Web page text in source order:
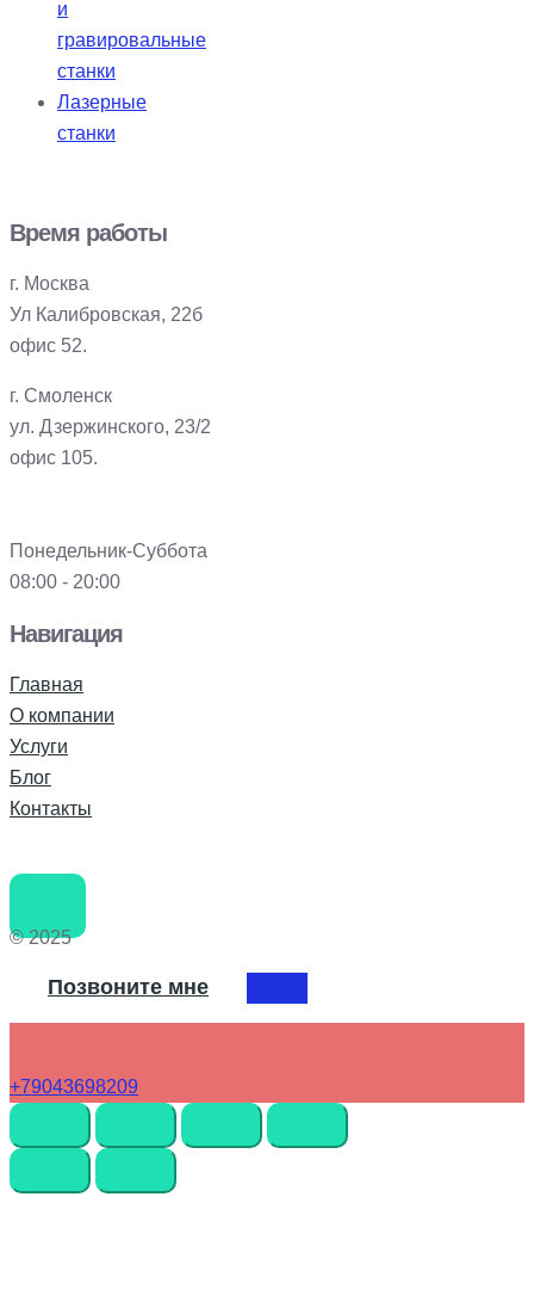
и
гравировальные
станки
Лазерные
станки
Время работы
г. Москва
Ул Калибровская, 22б
офис 52.
г. Смоленск
ул. Дзержинского, 23/2
офис 105.
Понедельник-Суббота
08:00 - 20:00
Навигация
Главная
О компании
Услуги
Блог
Контакты
© 2025
Позвоните мне
+79043698209